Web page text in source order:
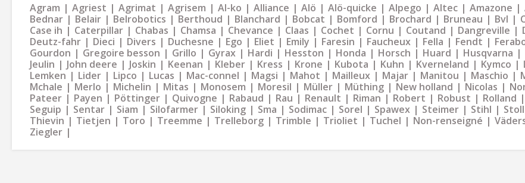
Agram Agriest Agrimat Agrisem Al-ko Alliance Alö Alö-quicke Alpego Altec Amazone
Bednar
Belair Belrobotics Berthoud Blanchard Bobcat Bomford Brochard Bruneau Bvl
Case ih
Caterpillar Chabas Chamsa Chevance Claas Cochet Cornu Coutand Dangreville
Deutz-fahr
Dieci Divers Duchesne Ego Eliet Emily Faresin Faucheux Fella Fendt
Gourdon
Gregoire besson Grillo Gyrax Hardi Hesston Honda Horsch Huard Husqvarna
Jeulin
John deere Joskin Keenan Kleber Kress Krone Kubota Kuhn Kverneland Kymco
Lemken
Lider Lipco Lucas Mac-connel Magsi Mahot Mailleux Majar Manitou Maschio
Mchale
Merlo Michelin Mitas Monosem Moresil Müller Müthing New holland Nicolas
Pateer
Payen Pöttinger Quivogne Rabaud Rau Renault Riman Robert Robust Rolland
Seguip
Sentar Siam Silofarmer Siloking Sma Sodimac Sorel Spawex Steimer Stihl Stoll
Thievin
Tietjen Toro Treemme Trelleborg Trimble Trioliet Tuchel Non-renseigné
Ziegler